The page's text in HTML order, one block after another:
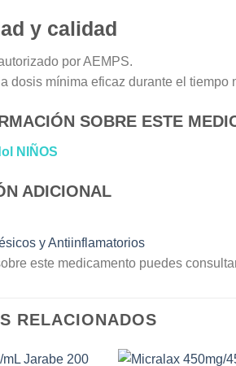
y calidad
por AEMPS.
dosis mínima eficaz durante el tiempo
SOBRE ESTE
NIÑOS
ADICIONAL
y Antiinflamatorios
este medicamento puedes
RELACIONADOS